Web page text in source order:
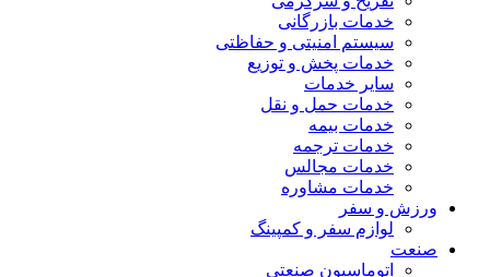
خدمات بازرگانی
سیستم امنیتی و حفاظتی
خدمات پخش و توزیع
سایر خدمات
خدمات حمل و نقل
خدمات بیمه
خدمات ترجمه
خدمات مجالس
خدمات مشاوره
ورزش و سفر
لوازم سفر و کمپینگ
صنعت
اتوماسیون صنعتی